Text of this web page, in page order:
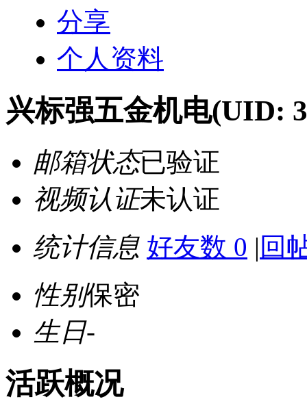
分享
个人资料
兴标强五金机电(UID:
邮箱状态已验证
视频认证未认证
统计信息 好友数 0 | 回
性别保密
生日-
活跃概况